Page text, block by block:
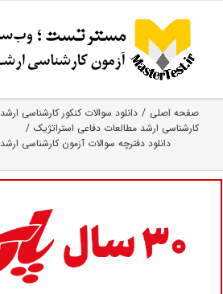
content
صفحه اصلی
دانلود سوالات کنکور کارشناسی ارشد
کارشناسی ارشد مطالعات دفاعی استراتژیک